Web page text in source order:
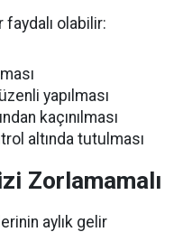
olabilir:
yapılması
kaçınılması
altında tutulması
Zorlamamalı
aylık gelir